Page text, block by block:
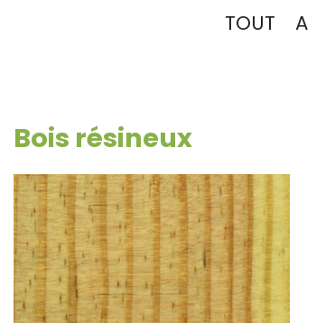
TOUT A
Bois résineux